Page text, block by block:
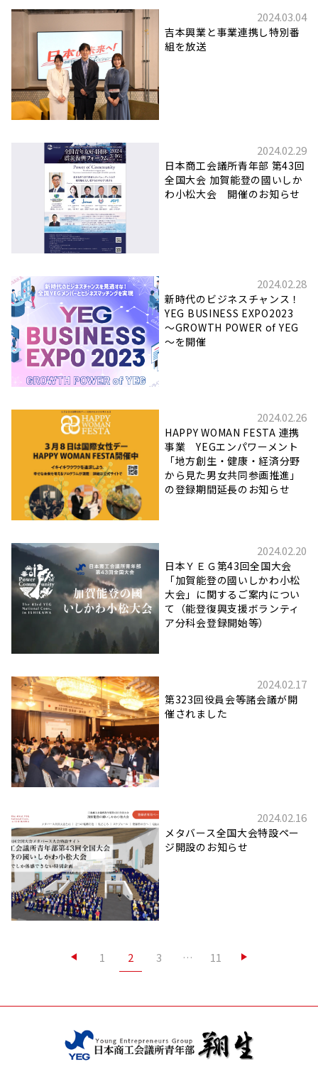
2024.03.04
吉本興業と事業連携し特別番
組を放送
2024.02.29
日本商工会議所青年部 第43回
全国大会 加賀能登の國いしか
わ小松大会 開催のお知らせ
2024.02.28
新時代のビジネスチャンス！
YEG BUSINESS EXPO2023
～GROWTH POWER of YEG
～を開催
2024.02.26
HAPPY WOMAN FESTA 連携
事業 YEGエンパワーメント
「地方創生・健康・経済分野
から見た男女共同参画推進」
の登録期間延長のお知らせ
2024.02.20
日本ＹＥＧ第43回全国大会
「加賀能登の國いしかわ小松
大会」に関するご案内につい
て（能登復興支援ボランティ
ア分科会登録開始等）
2024.02.17
第323回役員会等諸会議が開
催されました
2024.02.16
メタバース全国大会特設ペー
ジ開設のお知らせ
1 2 3 … 11